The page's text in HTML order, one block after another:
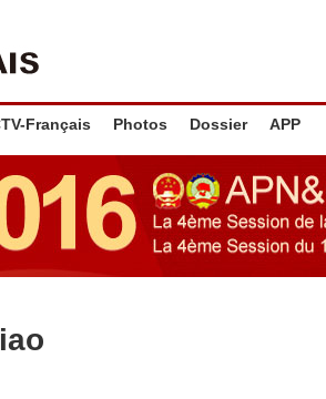
Français Photos Dossier APP